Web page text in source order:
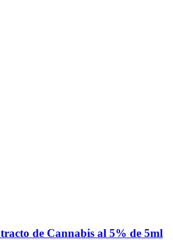
de Cannabis al 5% de 5ml